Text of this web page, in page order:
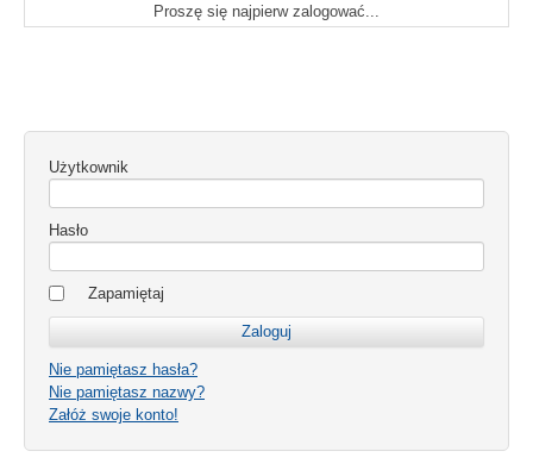
Proszę się najpierw zalogować...
Użytkownik
Hasło
Zapamiętaj
Nie pamiętasz hasła?
Nie pamiętasz nazwy?
Załóż swoje konto!